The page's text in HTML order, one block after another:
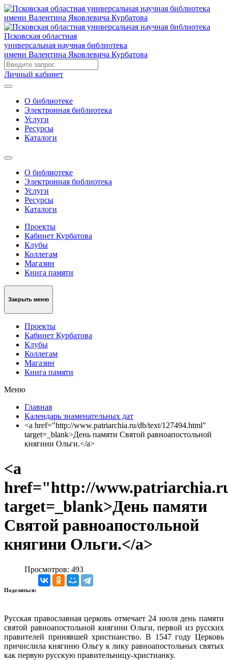
Псковская областная
универсальная научная библиотека
имени Валентина Яковлевича Курбатова
Личный кабинет
О библиотеке
Электронная библиотека
Услуги
Ресурсы
Каталоги
О библиотеке
Электронная библиотека
Услуги
Ресурсы
Каталоги
Проекты
Кабинет Курбатова
Клубы
Коллегам
Магазин
Книга памяти
Закрыть меню
Проекты
Кабинет Курбатова
Клубы
Коллегам
Магазин
Книга памяти
Меню
Главная
Календарь знаменательных дат
<a href="http://www.patriarchia.ru/db/text/127494.html"
target=_blank>День памяти Святой равноапостольной
княгини Ольги.</a>
<a
href="http://
target=_blank>День памяти
Святой равноапостольной
княгини Ольги.</a>
Просмотров: 493
Поделиться:
Русская православная церковь отмечает 24 июля день памяти
святой равноапостольной княгини Ольги, первой из русских
правителей принявшей христианство. В 1547 году Церковь
причислила княгиню Ольгу к лику равноапостольных святых
как первую русскую правительницу-христианку.